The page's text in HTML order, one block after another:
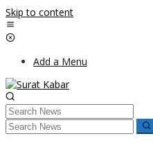
Skip to content
Add a Menu